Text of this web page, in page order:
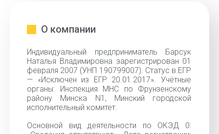
О компании
Индивидуальный предприниматель Барсук
Наталья Владимировна зарегистрирован 01
февраля 2007 (УНП 190799007). Статус в ЕГР
— «Исключен из ЕГР 20.01.2017». Учётные
органы: Инспекция МНС по Фрунзенскому
району Минска N1, Минский городской
исполнительный комитет.
Основной вид деятельности по ОКЭД 0: